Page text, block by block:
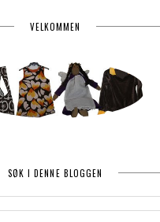
VELKOMMEN
SØK I DENNE BLOGGEN